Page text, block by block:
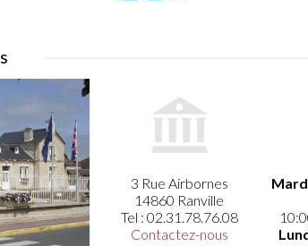
3 Rue Airbornes
14860 Ranville
Tel : 02.31.78.76.08
Contactez-nous